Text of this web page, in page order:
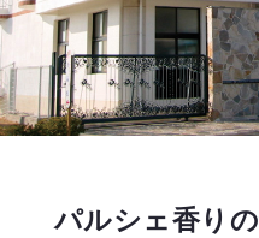
パルシェ香り